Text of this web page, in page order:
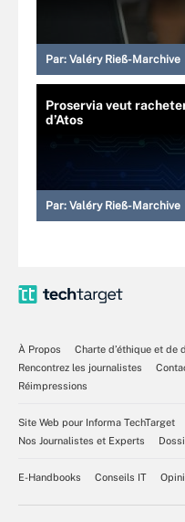
Par: Valéry Rieß-Marchive
Proservia veut
d’Atos
Par: Valéry Rieß-Marchive
À Propos
Charte d’éthique et de
Rencontrez les journalistes
Réimpressions
Site Web pour Informa TechTarget
Nos Journalistes et Experts
E-Handbooks Conseils IT